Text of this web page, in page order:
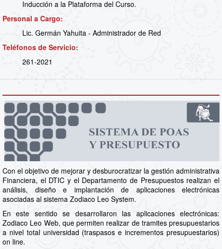
Inducción a la Plataforma del Curso.
Personal a Cargo:
Lic. Germán Yahuita - Administrador de Red
Teléfonos de Servicio:
261-2021
Con el objetivo de mejorar y desburocratizar la gestión administrativa
Financiera, el DTIC y el Departamento de Presupuestos realizan el
análisis, diseño e implantación de aplicaciones electrónicas
asociadas al sistema Zodiaco Leo System.
En este sentido se desarrollaron las aplicaciones electrónicas:
Zodiaco Leo Web, que permiten realizar de tramites presupuestarios
a nivel total universidad (traspasos e incrementos presupuestarios)
on line.